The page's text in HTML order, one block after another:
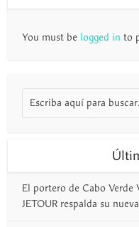
You must be logged in to
El portero de Cabo
JETOUR respalda su